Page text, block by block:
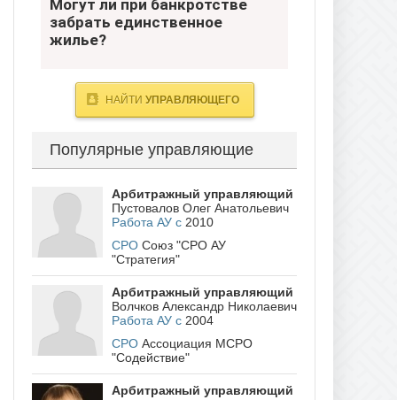
единственное жилье?
Могут ли при банкротстве
забрать единственное
жилье?
НАЙТИ УПРАВЛЯЮЩЕГО
Популярные управляющие
Арбитражный управляющий
Пустовалов Олег Анатольевич
Работа АУ с 2010
СРО Союз "СРО АУ
"Стратегия"
Арбитражный управляющий
Волчков Александр Николаевич
Работа АУ с 2004
СРО Ассоциация МСРО
"Содействие"
Арбитражный управляющий